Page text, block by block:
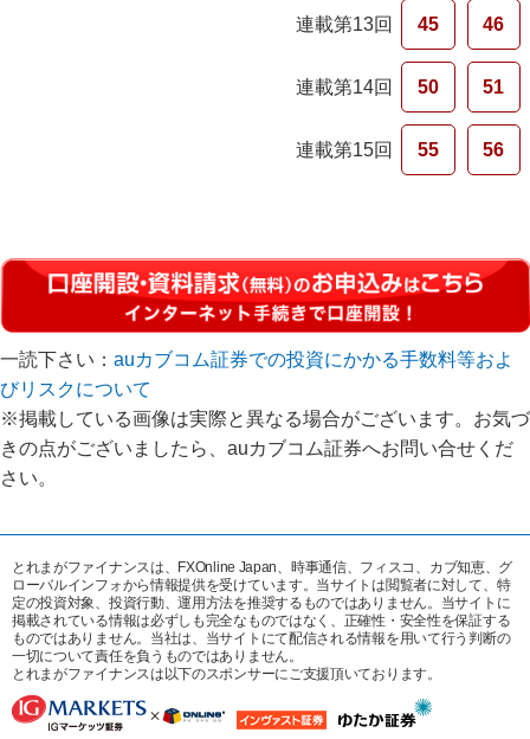
連載第13回 45 46
連載第14回 50 51
連載第15回 55 56
一読下さい： auカブコム証券での投資にかかる手数料等およ
びリスクについて
※掲載している画像は実際と異なる場合がございます。お気づ
きの点がございましたら、auカブコム証券へお問い合せくだ
さい。
とれまがファイナンスは、FXOnline Japan、時事通信、フィスコ、カブ知恵、グ
ローバルインフォから情報提供を受けています。当サイトは閲覧者に対して、特
定の投資対象、投資行動、運用方法を推奨するものではありません。当サイトに
掲載されている情報は必ずしも完全なものではなく、正確性・安全性を保証する
ものではありません。当社は、当サイトにて配信される情報を用いて行う判断の
一切について責任を負うものではありません。
とれまがファイナンスは以下のスポンサーにご支援頂いております。